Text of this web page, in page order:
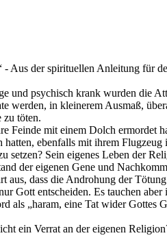
Aus der spirituellen Anleitung für
und psychisch krank wurden die
werden, in kleinerem Ausmaß,
zu töten.
Feinde mit einem Dolch ermordet
ebenfalls mit ihrem Flugzeug
setzen? Sein eigenes Leben der
der eigenen Gene und
aus, dass die Androhung der
Gott entscheiden. Es tauchen
„haram, eine Tat wider Gottes
ein Verrat an der eigenen